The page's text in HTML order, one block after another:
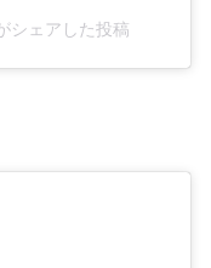
シェアした投稿